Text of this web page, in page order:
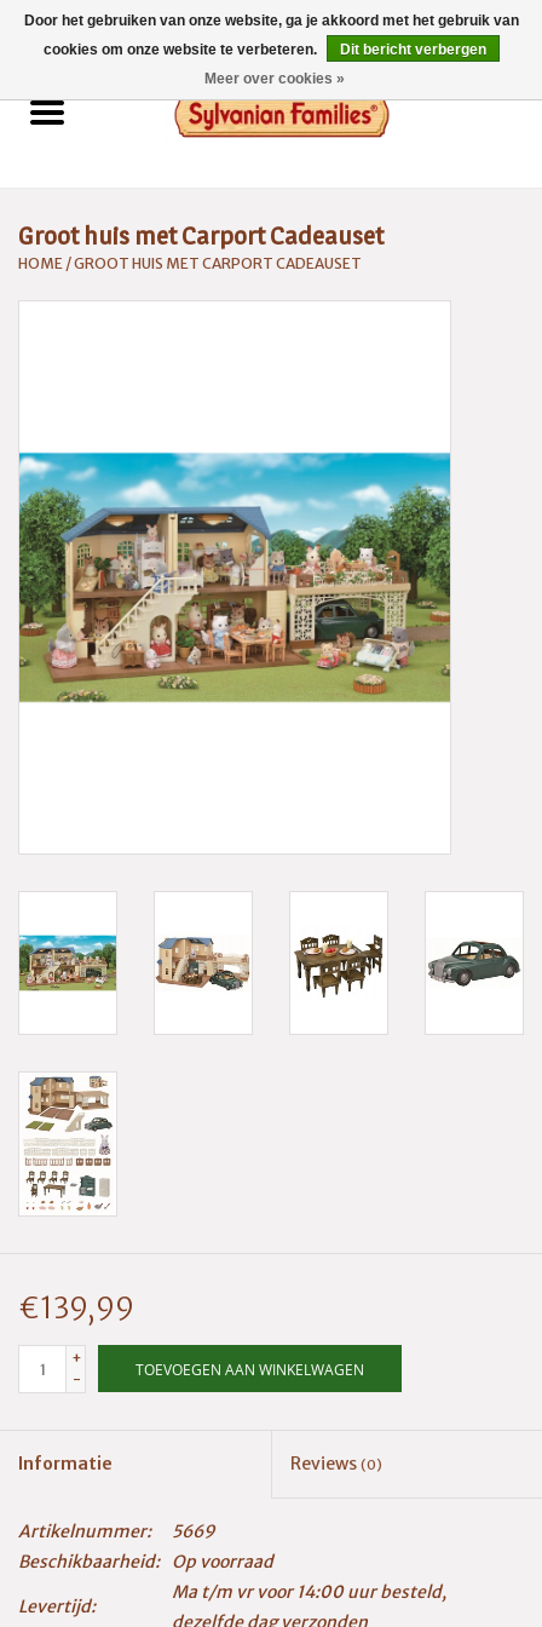
0 Artikelen - €0,00
Home
Catalogus 2026
Groot huis met Carport Cadeauset
HOME /GROOT HUIS MET CARPORT CADEAUSET
€139,99
+
-
TOEVOEGEN AAN WINKELWAGEN
Informatie Reviews (0)
Artikelnummer:
5669
Beschikbaarheid:
Op voorraad
Levertijd:
Ma t/m vr voor 14:00 uur besteld,
Door het gebruiken van onze website, ga je akkoord met het gebruik van
cookies om onze website te verbeteren.
Dit bericht verbergen
Meer over cookies »